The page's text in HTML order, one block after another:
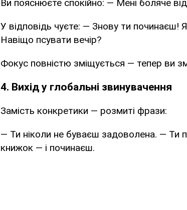
Ви пояснюєте спокійно: — Мені боляче
У відповідь чуєте: — Знову ти починаєш!
Навіщо псувати вечір?
Фокус повністю зміщується — тепер ви
4. Вихід у глобальні звинувачення
Замість конкретики — розмиті фрази:
— Ти ніколи не буваєш задоволена. — Ти
книжок — і починаєш.